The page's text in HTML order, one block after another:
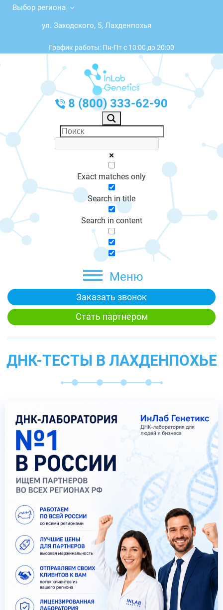
Выбор региона
ул. Заходского, 5, Лахденпохья
График работы: Пн-Пт с 10:00 до 20:00
8 (800) 333-62-90
Exact matches only
Search in title
Search in content
Меню
Заказать звонок
Стать партнером
ДНК-ТЕСТЫ В ЛАХДЕНПОХЬЕ